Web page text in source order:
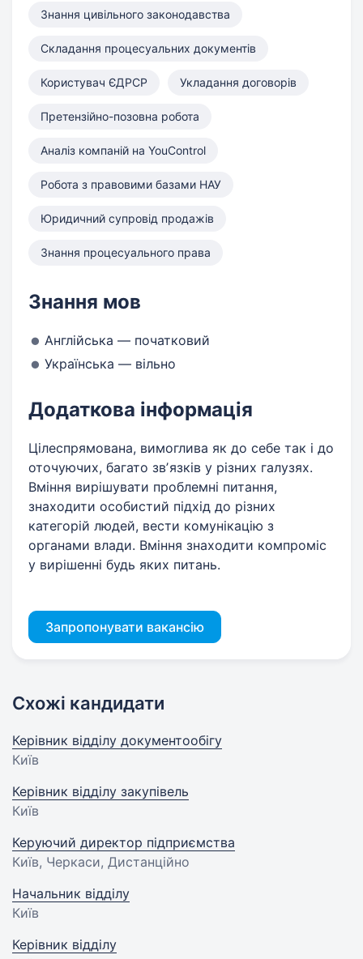
Знання цивільного законодавства
Складання процесуальних документів
Користувач ЄДРСР Укладання договорів
Претензійно-позовна робота
Аналіз компаній на YouControl
Робота з правовими базами НАУ
Юридичний супровід продажів
Знання процесуального права
Знання мов
Англійська — початковий
Українська — вільно
Додаткова інформація
Цілеспрямована, вимоглива як до себе так і до
оточуючих, багато звʼязків у різних галузях.
Вміння вирішувати проблемні питання,
знаходити особистий підхід до різних
категорій людей, вести комунікацію з
органами влади. Вміння знаходити компроміс
у вирішенні будь яких питань.
Запропонувати вакансію
Схожі кандидати
Керівник відділу документообігу
Київ
Керівник відділу закупівель
Київ
Керуючий директор підприємства
Київ, Черкаси, Дистанційно
Начальник відділу
Київ
Керівник відділу